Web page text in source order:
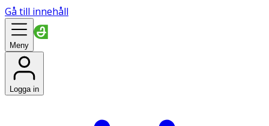
Gå till innehåll
Meny
Logga in